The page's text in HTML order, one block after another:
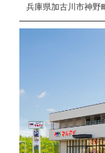
兵庫県加古川市神野